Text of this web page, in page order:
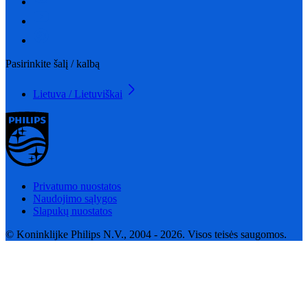
Pasirinkite šalį / kalbą
Lietuva / Lietuviškai
Privatumo nuostatos
Naudojimo sąlygos
Slapukų nuostatos
© Koninklijke Philips N.V., 2004 - 2026. Visos teisės saugomos.